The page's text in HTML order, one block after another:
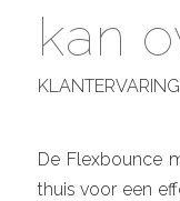
kan
De Flexbounce
thuis voor een